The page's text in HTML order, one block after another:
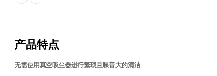
产品特点
无需使用真空吸尘器进行繁琐且噪音大的清洁